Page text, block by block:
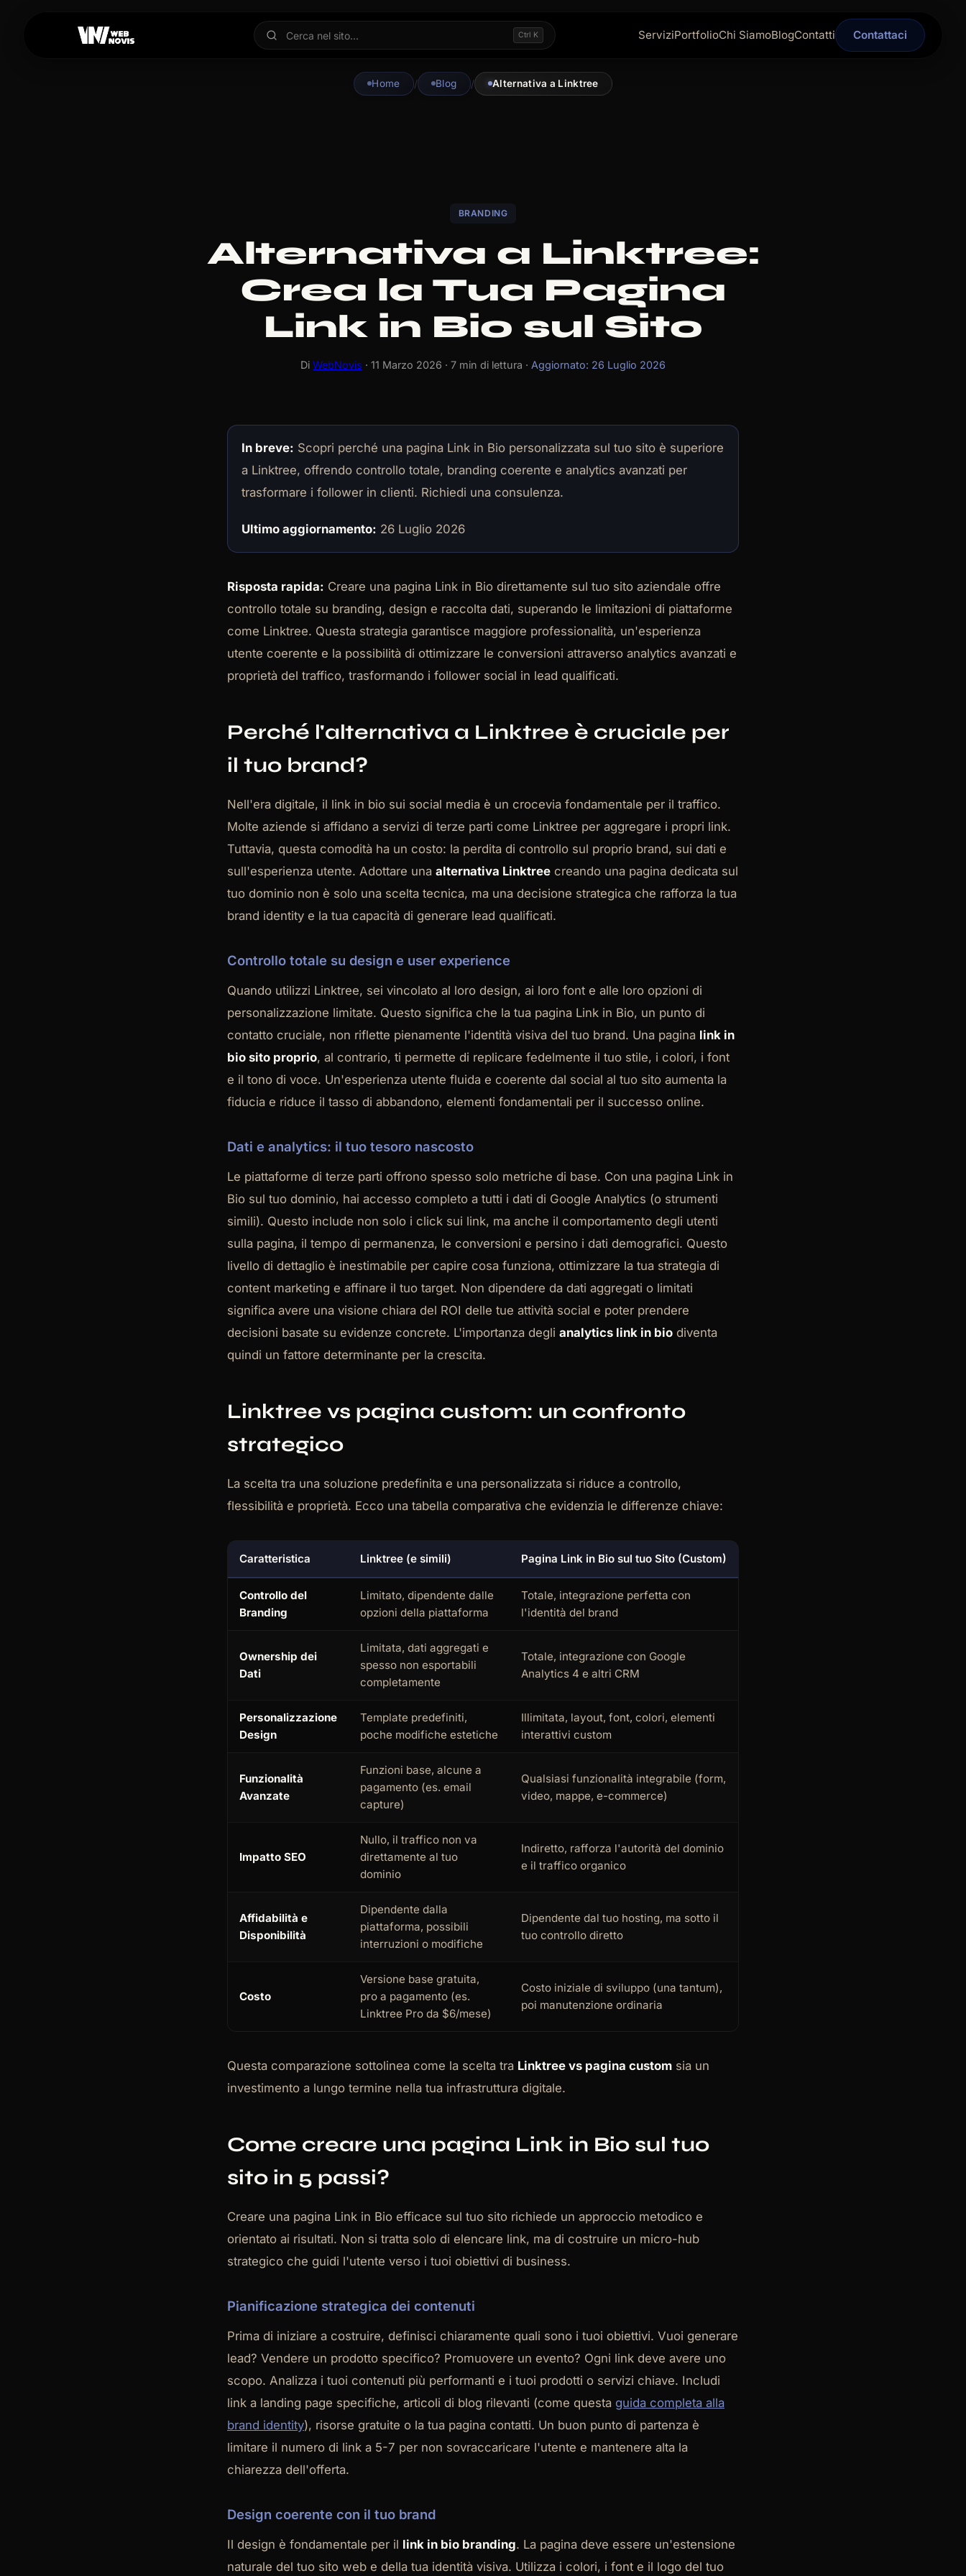
Ctrl K ServiziPortfolioChi SiamoBlogContatti Contattaci
Home / Blog / Alternativa a Linktree
BRANDING
Alternativa a Linktree:
Crea la Tua Pagina
Link in Bio sul Sito
Di WebNovis · 11 Marzo 2026 · 7 min di lettura · Aggiornato: 26 Luglio 2026
In breve: Scopri perché una pagina Link in Bio personalizzata sul tuo sito è superiore
a Linktree, offrendo controllo totale, branding coerente e analytics avanzati per
trasformare i follower in clienti. Richiedi una consulenza.
Ultimo aggiornamento: 26 Luglio 2026
Risposta rapida: Creare una pagina Link in Bio direttamente sul tuo sito aziendale offre
controllo totale su branding, design e raccolta dati, superando le limitazioni di piattaforme
come Linktree. Questa strategia garantisce maggiore professionalità, un'esperienza
utente coerente e la possibilità di ottimizzare le conversioni attraverso analytics avanzati e
proprietà del traffico, trasformando i follower social in lead qualificati.
Perché l'alternativa a Linktree è cruciale per
il tuo brand?
Nell'era digitale, il link in bio sui social media è un crocevia fondamentale per il traffico.
Molte aziende si affidano a servizi di terze parti come Linktree per aggregare i propri link.
Tuttavia, questa comodità ha un costo: la perdita di controllo sul proprio brand, sui dati e
sull'esperienza utente. Adottare una alternativa Linktree creando una pagina dedicata sul
tuo dominio non è solo una scelta tecnica, ma una decisione strategica che rafforza la tua
brand identity e la tua capacità di generare lead qualificati.
Controllo totale su design e user experience
Quando utilizzi Linktree, sei vincolato al loro design, ai loro font e alle loro opzioni di
personalizzazione limitate. Questo significa che la tua pagina Link in Bio, un punto di
contatto cruciale, non riflette pienamente l'identità visiva del tuo brand. Una pagina link in
bio sito proprio, al contrario, ti permette di replicare fedelmente il tuo stile, i colori, i font
e il tono di voce. Un'esperienza utente fluida e coerente dal social al tuo sito aumenta la
fiducia e riduce il tasso di abbandono, elementi fondamentali per il successo online.
Dati e analytics: il tuo tesoro nascosto
Le piattaforme di terze parti offrono spesso solo metriche di base. Con una pagina Link in
Bio sul tuo dominio, hai accesso completo a tutti i dati di Google Analytics (o strumenti
simili). Questo include non solo i click sui link, ma anche il comportamento degli utenti
sulla pagina, il tempo di permanenza, le conversioni e persino i dati demografici. Questo
livello di dettaglio è inestimabile per capire cosa funziona, ottimizzare la tua strategia di
content marketing e affinare il tuo target. Non dipendere da dati aggregati o limitati
significa avere una visione chiara del ROI delle tue attività social e poter prendere
decisioni basate su evidenze concrete. L'importanza degli analytics link in bio diventa
quindi un fattore determinante per la crescita.
Linktree vs pagina custom: un confronto
strategico
La scelta tra una soluzione predefinita e una personalizzata si riduce a controllo,
flessibilità e proprietà. Ecco una tabella comparativa che evidenzia le differenze chiave:
Caratteristica Linktree (e simili) Pagina Link in Bio sul tuo Sito (Custom)
Controllo del
Branding
Limitato, dipendente dalle
opzioni della piattaforma
Totale, integrazione perfetta con
l'identità del brand
Ownership dei
Dati
Limitata, dati aggregati e
spesso non esportabili
completamente
Totale, integrazione con Google
Analytics 4 e altri CRM
Personalizzazione
Design
Template predefiniti,
poche modifiche estetiche
Illimitata, layout, font, colori, elementi
interattivi custom
Funzionalità
Avanzate
Funzioni base, alcune a
pagamento (es. email
capture)
Qualsiasi funzionalità integrabile (form,
video, mappe, e-commerce)
Impatto SEO
Nullo, il traffico non va
direttamente al tuo
dominio
Indiretto, rafforza l'autorità del dominio
e il traffico organico
Affidabilità e
Disponibilità
Dipendente dalla
piattaforma, possibili
interruzioni o modifiche
Dipendente dal tuo hosting, ma sotto il
tuo controllo diretto
Costo
Versione base gratuita,
pro a pagamento (es.
Linktree Pro da $6/mese)
Costo iniziale di sviluppo (una tantum),
poi manutenzione ordinaria
Questa comparazione sottolinea come la scelta tra Linktree vs pagina custom sia un
investimento a lungo termine nella tua infrastruttura digitale.
Come creare una pagina Link in Bio sul tuo
sito in 5 passi?
Creare una pagina Link in Bio efficace sul tuo sito richiede un approccio metodico e
orientato ai risultati. Non si tratta solo di elencare link, ma di costruire un micro-hub
strategico che guidi l'utente verso i tuoi obiettivi di business.
Pianificazione strategica dei contenuti
Prima di iniziare a costruire, definisci chiaramente quali sono i tuoi obiettivi. Vuoi generare
lead? Vendere un prodotto specifico? Promuovere un evento? Ogni link deve avere uno
scopo. Analizza i tuoi contenuti più performanti e i tuoi prodotti o servizi chiave. Includi
link a landing page specifiche, articoli di blog rilevanti (come questa guida completa alla
brand identity), risorse gratuite o la tua pagina contatti. Un buon punto di partenza è
limitare il numero di link a 5-7 per non sovraccaricare l'utente e mantenere alta la
chiarezza dell'offerta.
Design coerente con il tuo brand
Il design è fondamentale per il link in bio branding. La pagina deve essere un'estensione
naturale del tuo sito web e della tua identità visiva. Utilizza i colori, i font e il logo del tuo